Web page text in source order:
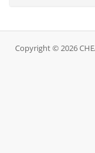
Copyright © 2026